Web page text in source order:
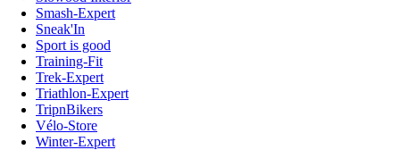
Smash-Expert
Sneak'In
Sport is good
Training-Fit
Trek-Expert
Triathlon-Expert
TripnBikers
Vélo-Store
Winter-Expert